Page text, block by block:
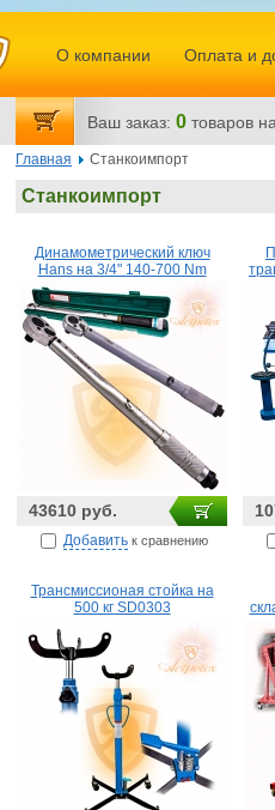
Главная Станкоимпорт
Станкоимпорт
Динамометрический ключ
Hans на 3/4" 140-700 Nm
43610 руб.
Добавить к сравнению
Трансмиссионая стойка на
500 кг SD0303
О компании Оплата и
Ваш заказ: 0 товаров